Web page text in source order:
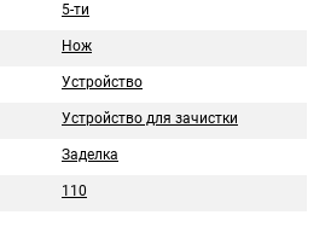
5-ти
Нож
Устройство
Устройство для зачистки
Заделка
110